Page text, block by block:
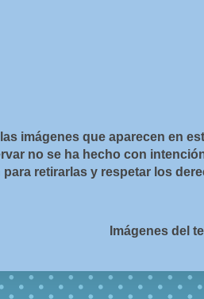
imágenes que aparecen en
no se ha hecho con
retirarlas y respetar los
Imágenes del